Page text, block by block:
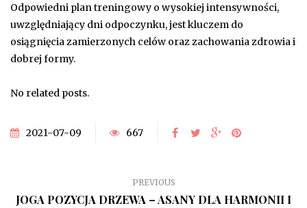
Odpowiedni plan treningowy o wysokiej intensywności,
uwzględniający dni odpoczynku, jest kluczem do
osiągnięcia zamierzonych celów oraz zachowania zdrowia i
dobrej formy.
No related posts.
2021-07-09 667
PREVIOUS
JOGA POZYCJA DRZEWA – ASANY DLA HARMONII I